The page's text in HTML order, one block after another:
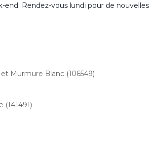
end. Rendez-vous lundi pour de nouvelles
Murmure Blanc (106549)